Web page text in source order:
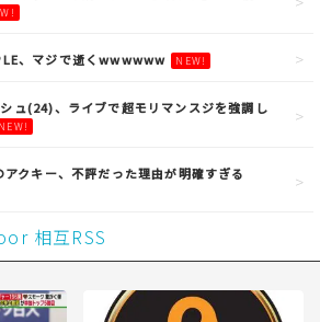
、マジで逝くwwwwww NEW!
シュ(24)、ライブで超モリマンスジを強調し
NEW!
アクキー、不評だった理由が明確すぎる
相互RSS